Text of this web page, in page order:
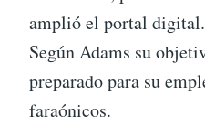
amplió el portal digital.
Según Adams su
preparado para su
faraónicos.